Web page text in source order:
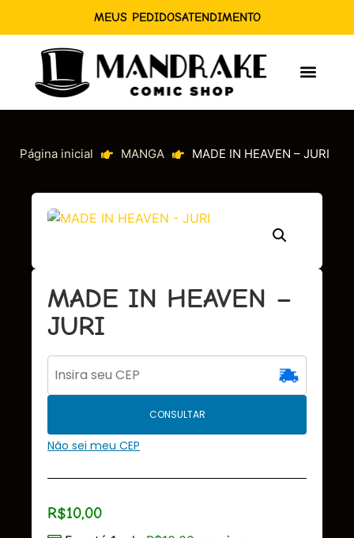
MEUS PEDIDOSATENDIMENTO
Página inicial MANGA MADE IN HEAVEN – JURI
MADE IN HEAVEN –
JURI
CONSULTAR
Não sei meu CEP
R$10,00